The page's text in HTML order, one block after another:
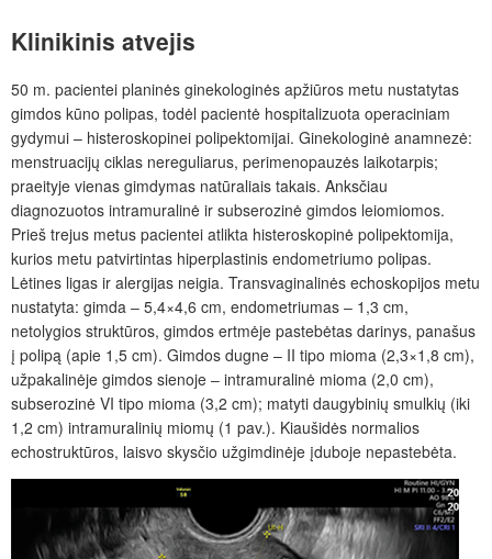
Klinikinis atvejis
50 m. pacientei planinės ginekologinės apžiūros metu nustatytas
gimdos kūno polipas, todėl pacientė hospitalizuota operaciniam
gydymui – histeroskopinei polipektomijai. Ginekologinė anamnezė:
menstruacijų ciklas nereguliarus, perimenopauzės laikotarpis;
praeityje vienas gimdymas natūraliais takais. Anksčiau
diagnozuotos intramuralinė ir subserozinė gimdos leiomiomos.
Prieš trejus metus pacientei atlikta histeroskopinė polipektomija,
kurios metu patvirtintas hiperplastinis endometriumo polipas.
Lėtines ligas ir alergijas neigia. Transvaginalinės echoskopijos metu
nustatyta: gimda ‒ 5,4×4,6 cm, endometriumas ‒ 1,3 cm,
netolygios struktūros, gimdos ertmėje pastebėtas darinys, panašus
į polipą (apie 1,5 cm). Gimdos dugne – II tipo mioma (2,3×1,8 cm),
užpakalinėje gimdos sienoje ‒ intramuralinė mioma (2,0 cm),
subserozinė VI tipo mioma (3,2 cm); matyti daugybinių smulkių (iki
1,2 cm) intramuralinių miomų (1 pav.). Kiaušidės normalios
echostruktūros, laisvo skysčio užgimdinėje įduboje nepastebėta.